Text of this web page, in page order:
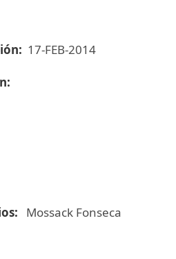
17-FEB-2014
Mossack Fonseca